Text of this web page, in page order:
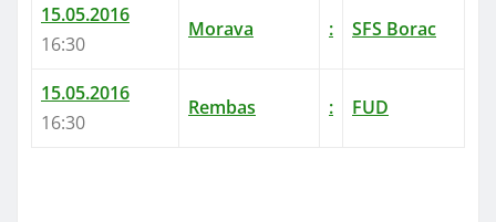
15.05.2016
16:30
Morava : SFS Borac
15.05.2016
16:30
Rembas : FUD